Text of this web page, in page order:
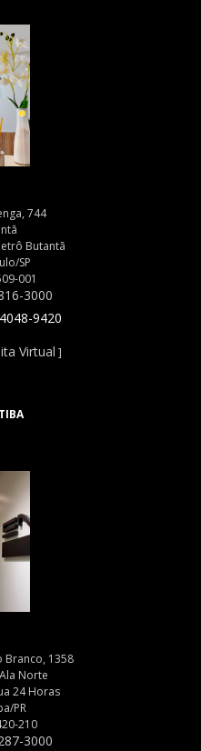
744
Butantã
SP
001
3000
9420
Virtual ]
Branco, 1358
Norte
24 Horas
PR
210
3000